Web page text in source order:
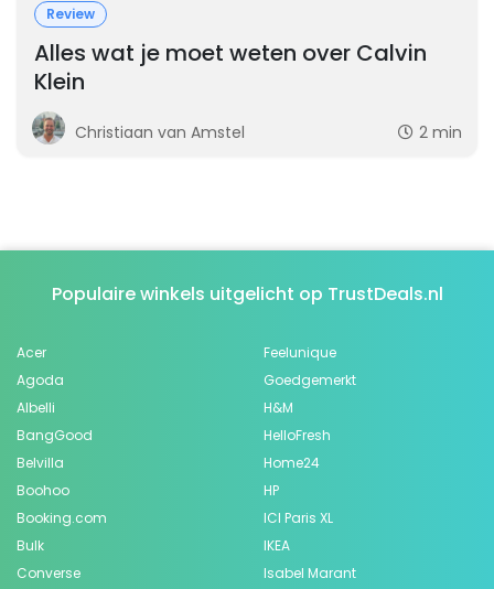
Review
Alles wat je moet weten over Calvin
Klein
Christiaan van Amstel 2 min
Populaire winkels uitgelicht op TrustDeals.nl
Acer
Agoda
Albelli
BangGood
Belvilla
Boohoo
Booking.com
Bulk
Converse
Feelunique
Goedgemerkt
H&M
HelloFresh
Home24
HP
ICI Paris XL
IKEA
Isabel Marant